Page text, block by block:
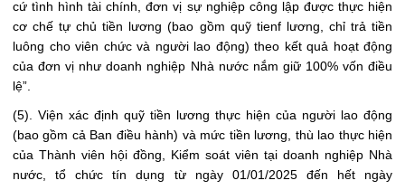
cứ tình hình tài chính, đơn vị sự nghiệp công lập được thực hiện
cơ chế tự chủ tiền lương (bao gồm quỹ tienf lương, chỉ trả tiền
luông cho viên chức và người lao động) theo kết quả hoạt động
của đơn vị như doanh nghiệp Nhà nước nắm giữ 100% vốn điều
lệ”.
(5). Viện xác định quỹ tiền lương thực hiện của người lao động
(bao gồm cả Ban điều hành) và mức tiền lương, thù lao thực hiện
của Thành viên hội đồng, Kiểm soát viên tại doanh nghiệp Nhà
nước, tổ chức tín dụng từ ngày 01/01/2025 đến hết ngày